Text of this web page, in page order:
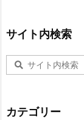
サイト内検索
カテゴリー